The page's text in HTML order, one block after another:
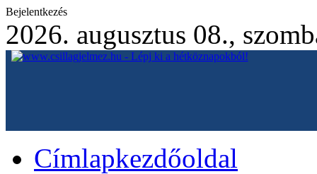
Bejelentkezés
2026. augusztus 08.,
Címlapkezdőoldal